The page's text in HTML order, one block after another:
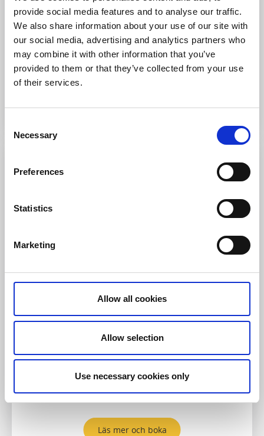
provide social media features and to analyse our traffic.
We also share information about your use of our site with
our social media, advertising and analytics partners who
may combine it with other information that you’ve
provided to them or that they’ve collected from your use
of their services.
Selection
Necessary
Preferences
Statistics
Marketing
Allow all cookies
Allow selection
Use necessary cookies only
Smögens klippor, hav, sjöbodar och horisont blir scen
för platsunika verk av konstnärer från hela världen. Se
platsen, materialen och berättelserna bakom verken i
dagsljus. En guidning fördjupar upplevelsen av
konstnärerna, platsen och verken.
Bohusläns guider
Bohuslän
Bohusläns guider är kunniga på Bohuslän och kan
möta er vid en spännande plats eller planera och leda
hela resan. Bohusläns guider erbjuder även fasta
turer där man kan boka en plats. Guiderna har
historia. Guidningar kan fås på svenska, engelska,
tyska, franska, spanska och holländska.
Läs mer och boka